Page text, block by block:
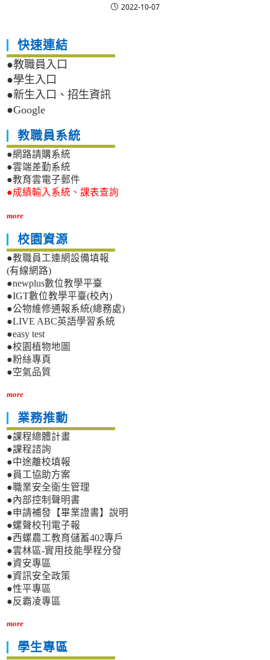
2022-10-07
快速連結
●教職員入口
●學生入口
●新生入口、招生資訊
●Google
教職員系統
●網路請購系統
●雲端差勤系統
●教育雲電子郵件
●成績輸入系統、課表查詢
more
校園資源
●教職員工連網設備填報
(有線網路)
●newplus數位教學平臺
●IGT數位教學平臺(校內)
●公物維修通報系統(總務處)
●LIVE ABC英語學習系統
●easy test
●校園植物地圖
●粉絲專頁
●空氣品質
more
業務推動
●課程總體計畫
●課程諮詢
●中途離校填報
●員工協助方案
●職業安全衛生管理
●內部控制聲明書
●申請補發【畢業證書】說明
●螺聲校刊電子報
●西螺農工教育儲蓄402專戶
●雲林區-實用技能學程分發
●資安專區
●資訊安全政策
●性平專區
●反霸凌專區
more
學生專區